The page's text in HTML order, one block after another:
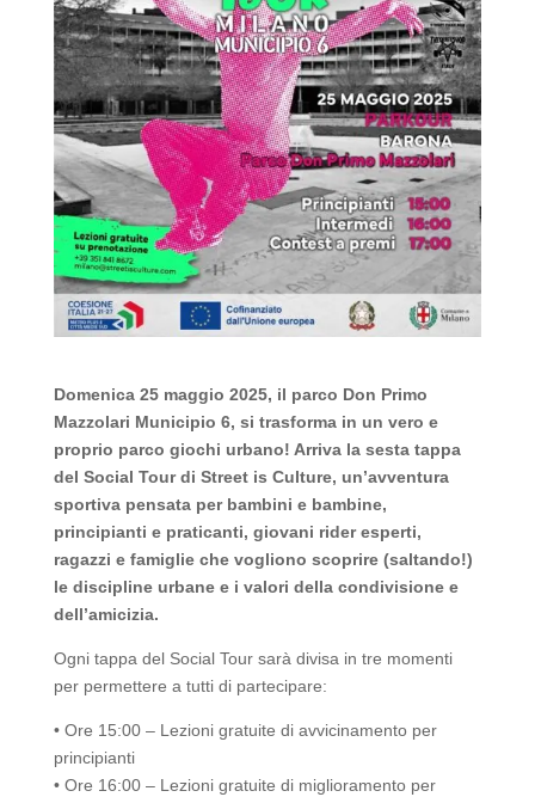
Domenica 25 maggio 2025, il parco Don Primo
Mazzolari Municipio 6, si trasforma in un vero e
proprio parco giochi urbano! Arriva la sesta tappa
del Social Tour di Street is Culture, un’avventura
sportiva pensata per bambini e bambine,
principianti e praticanti, giovani rider esperti,
ragazzi e famiglie che vogliono scoprire (saltando!)
le discipline urbane e i valori della condivisione e
dell’amicizia.
Ogni tappa del Social Tour sarà divisa in tre momenti
per permettere a tutti di partecipare:
•⁠ ⁠Ore 15:00 – Lezioni gratuite di avvicinamento per
principianti
•⁠ ⁠Ore 16:00 – Lezioni gratuite di miglioramento per